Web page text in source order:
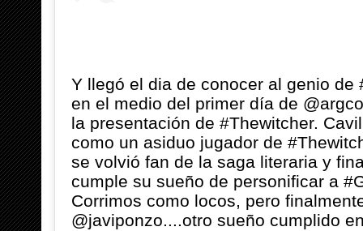
Y llegó el dia de conocer al genio de
en el medio del primer día de
la presentación de #Thewitcher.
como un asiduo jugador de
se volvió fan de la saga literaria y
cumple su sueño de personificar a
Corrimos como locos, pero
@javiponzo....otro sueño cumplido